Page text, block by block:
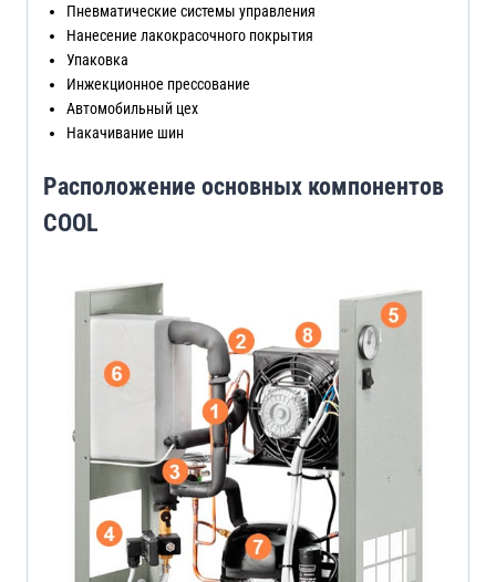
Пневматические системы управления
Нанесение лакокрасочного покрытия
Упаковка
Инжекционное прессование
Автомобильный цех
Накачивание шин
Расположение основных компонентов
COOL